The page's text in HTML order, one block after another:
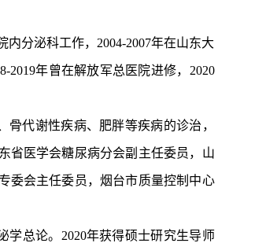
分泌科工作，2004-2007年在山东大
2019年曾在解放军总医院进修，2020
代谢性疾病、肥胖等疾病的诊治，
省医学会糖尿病分会副主任委员，山
委会主任委员，烟台市质量控制中心
学总论。 2020年获得硕士研究生导师